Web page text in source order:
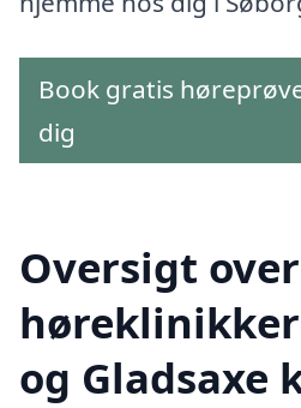
Book gratis
dig
Oversigt over
og Gladsaxe